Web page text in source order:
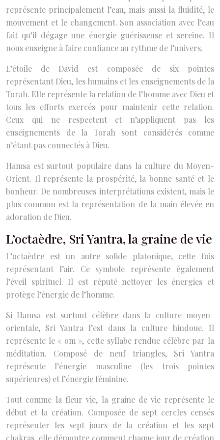
représente principalement l’eau, mais aussi la fluidité, le
mouvement et le changement. Son association avec l’eau
fait qu’il dégage une énergie guérisseuse et sereine. Il
nous enseigne à faire confiance au rythme de l’univers.
L’étoile de David est composée de six pointes
représentant Dieu, les humains et les enseignements de la
Torah. Elle représente la relation de l’homme avec Dieu et
tous les efforts exercés pour maintenir cette relation.
Ceux qui ne respectent et n’appliquent pas les
enseignements de la Torah sont considérés comme
n’étant pas connectés à Dieu.
Hamsa est surtout populaire dans la culture du Moyen-
Orient. Il représente la prospérité, la bonne santé et le
bonheur. De nombreuses interprétations existent, mais le
plus commun est la représentation de la main élevée en
adoration de Dieu.
L’octaèdre, Sri Yantra, la graine de vie
L’octaèdre est un autre solide platonique, cette fois
représentant l’air. Ce symbole représente également
l’éveil spirituel. Il est réputé nettoyer les énergies et
protège l’énergie de l’homme.
Si Hamsa est surtout célèbre dans la culture moyen-
orientale, Sri Yantra l’est dans la culture hindoue. Il
représente le « om », cette syllabe rendue célèbre par la
méditation. Composé de neuf triangles, Sri Yantra
représente l’énergie masculine (les trois pointes
supérieures) et l’énergie féminine.
Tout comme la fleur vie, la graine de vie représente le
début et la création. Composée de sept cercles censés
représenter les sept jours de la création et les sept
chakras, elle démontre comment chaque jour de création